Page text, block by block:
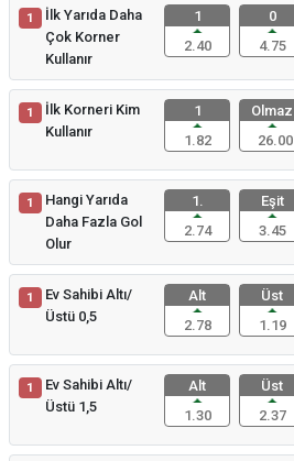
1
İlk Yarıda Daha
Çok Korner
Kullanır
1
2.40
0
4.75
1
İlk Korneri Kim
Kullanır
1
1.82
Olmaz
26.00
1
Hangi Yarıda
Daha Fazla Gol
Olur
1.
2.74
Eşit
3.45
1
Ev Sahibi Altı/
Üstü 0,5
Alt
2.78
Üst
1.19
1
Ev Sahibi Altı/
Üstü 1,5
Alt
1.30
Üst
2.37